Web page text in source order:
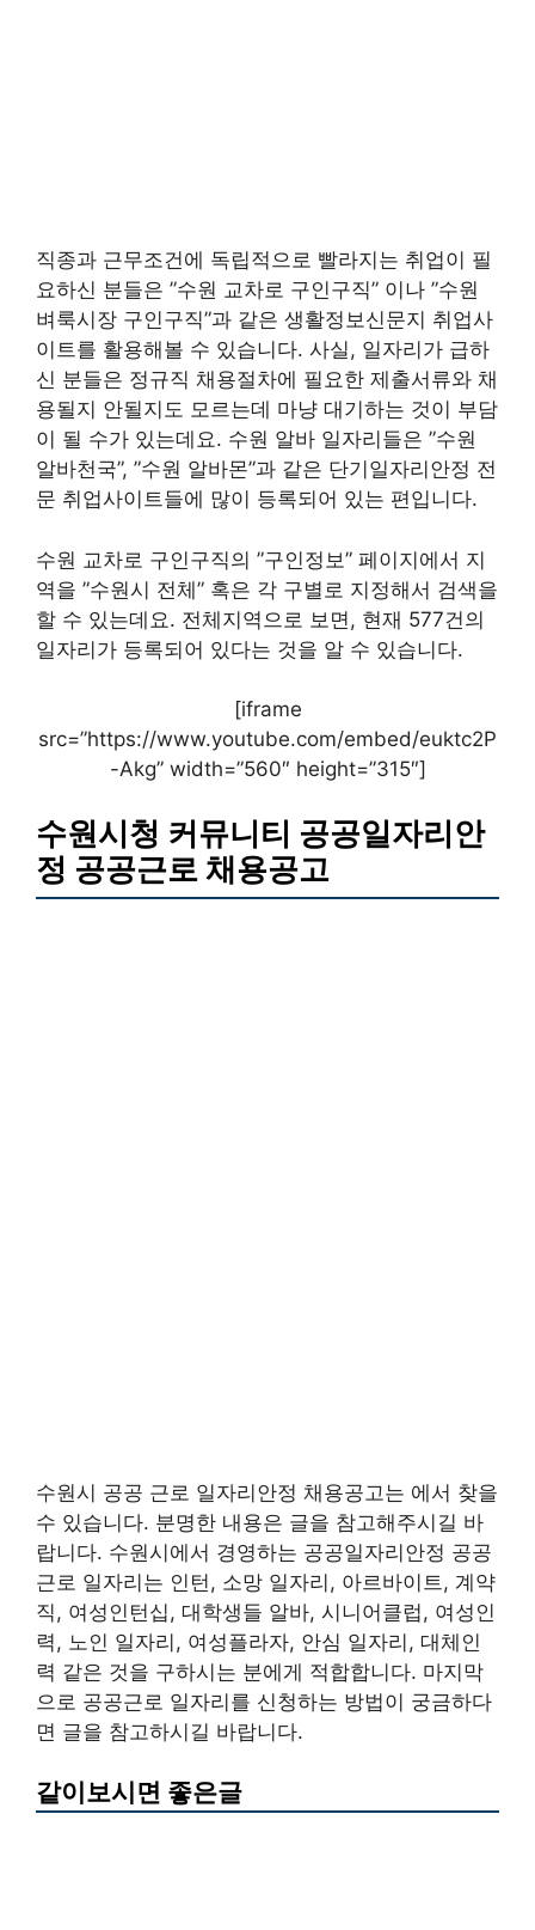
직종과 근무조건에 독립적으로 빨라지는 취업이 필
요하신 분들은 ”수원 교차로 구인구직” 이나 ”수원
벼룩시장 구인구직”과 같은 생활정보신문지 취업사
이트를 활용해볼 수 있습니다. 사실, 일자리가 급하
신 분들은 정규직 채용절차에 필요한 제출서류와 채
용될지 안될지도 모르는데 마냥 대기하는 것이 부담
이 될 수가 있는데요. 수원 알바 일자리들은 ”수원
알바천국”, ”수원 알바몬”과 같은 단기일자리안정 전
문 취업사이트들에 많이 등록되어 있는 편입니다.
수원 교차로 구인구직의 ”구인정보” 페이지에서 지
역을 ”수원시 전체” 혹은 각 구별로 지정해서 검색을
할 수 있는데요. 전체지역으로 보면, 현재 577건의
일자리가 등록되어 있다는 것을 알 수 있습니다.
[iframe
src=”https://www.youtube.com/embed/euktc2P
-Akg” width=”560″ height=”315″]
수원시청 커뮤니티 공공일자리안
정 공공근로 채용공고
수원시 공공 근로 일자리안정 채용공고는 에서 찾을
수 있습니다. 분명한 내용은 글을 참고해주시길 바
랍니다. 수원시에서 경영하는 공공일자리안정 공공
근로 일자리는 인턴, 소망 일자리, 아르바이트, 계약
직, 여성인턴십, 대학생들 알바, 시니어클럽, 여성인
력, 노인 일자리, 여성플라자, 안심 일자리, 대체인
력 같은 것을 구하시는 분에게 적합합니다. 마지막
으로 공공근로 일자리를 신청하는 방법이 궁금하다
면 글을 참고하시길 바랍니다.
같이보시면 좋은글